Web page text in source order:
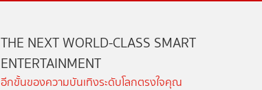
THE NEXT WORLD-CLASS SMART
ENTERTAINMENT
อีกขั้นของความบันเทิงระดับโลกตรงใจคุณ